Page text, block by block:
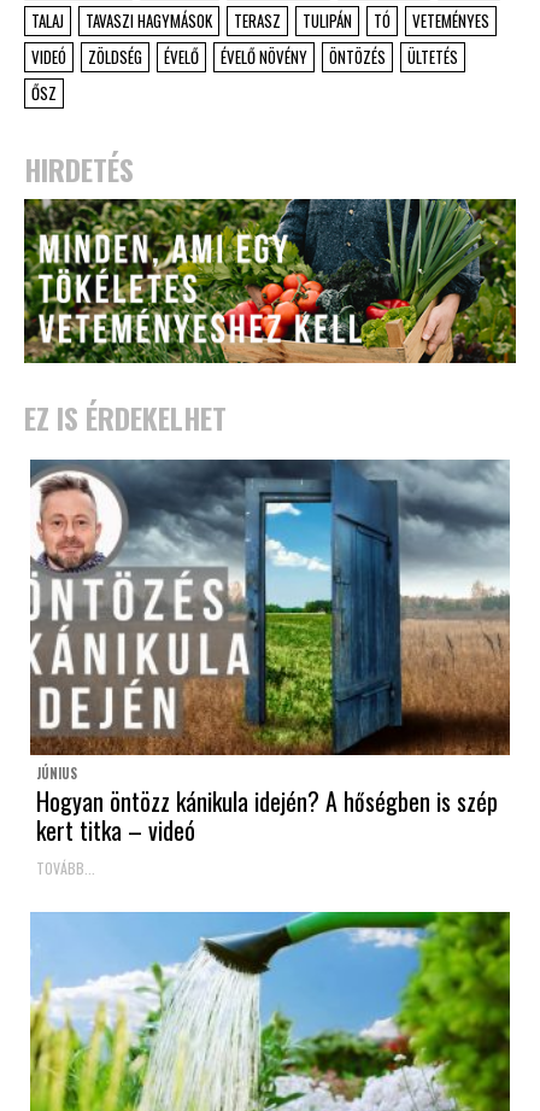
TALAJ
TAVASZI HAGYMÁSOK TERASZ TULIPÁN TÓ
VETEMÉNYES
VIDEÓ
ZÖLDSÉG ÉVELŐ ÉVELŐ NÖVÉNY ÖNTÖZÉS
ÜLTETÉS
ŐSZ
HIRDETÉS
EZ IS ÉRDEKELHET
JÚNIUS
Hogyan öntözz kánikula idején? A hőségben is szép
kert titka – videó
TOVÁBB...